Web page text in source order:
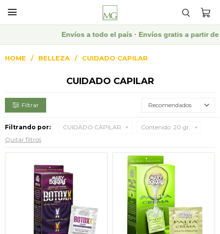

Envíos a todo el país · Envíos gratis a partir de
HOME BELLEZA CUIDADO CAPILAR
CUIDADO CAPILAR
Recomendados
Filtrando por: CUIDADO CAPILAR Contenido: 20 gr.
Quitar filtros